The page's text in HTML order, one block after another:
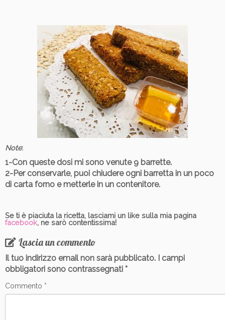
Note:
1-Con queste dosi mi sono venute 9 barrette.
2-Per conservarle, puoi chiudere ogni barretta in un poco
di carta forno e metterle in un contenitore.
Se ti è piaciuta la ricetta, lasciami un like sulla mia pagina
facebook, ne sarò contentissima!
Lascia un commento
Il tuo indirizzo email non sarà pubblicato.
I campi
obbligatori sono contrassegnati *
Commento *